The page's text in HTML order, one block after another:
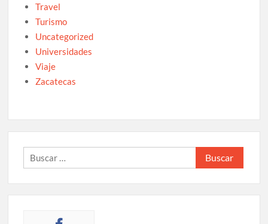
Travel
Turismo
Uncategorized
Universidades
Viaje
Zacatecas
Buscar: